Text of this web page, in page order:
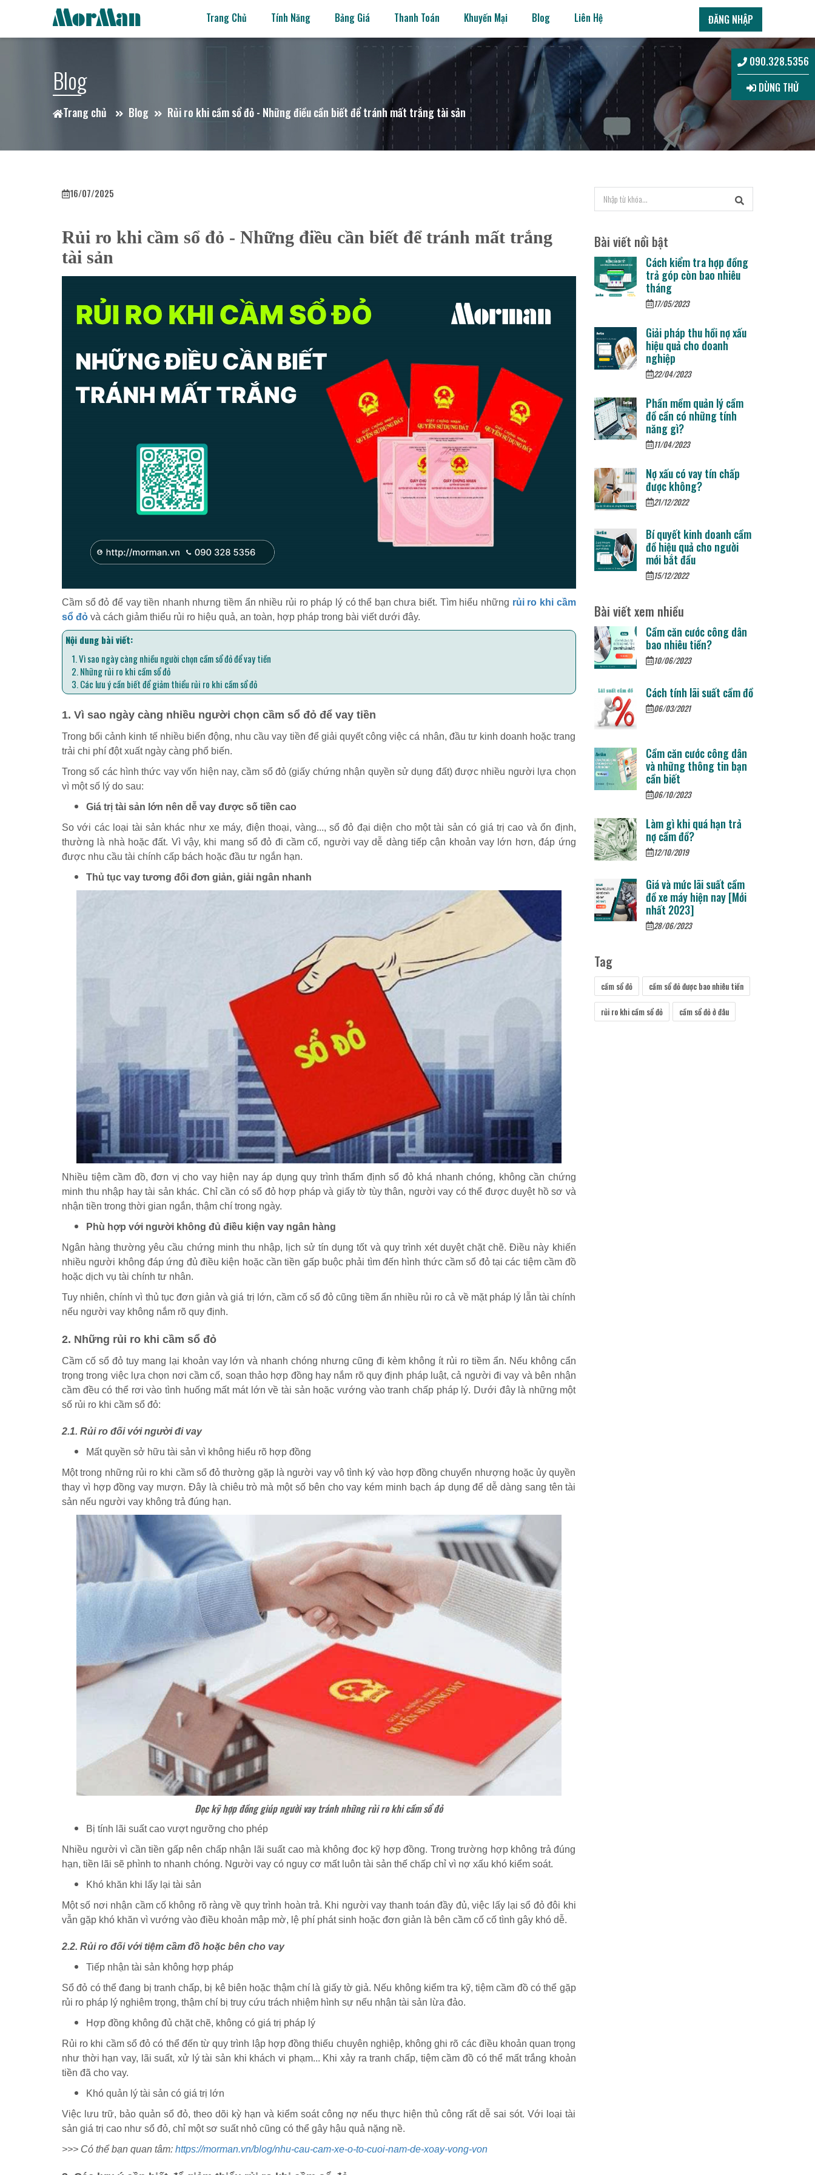
Trang Chủ Tính Năng Bảng Giá Thanh Toán Khuyến Mại Blog Liên Hệ ĐĂNG NHẬP
Blog
Trang chủ Blog Rủi ro khi cầm sổ đỏ - Những điều cần biết để tránh mất trắng tài sản
16/07/2025
Rủi ro khi cầm sổ đỏ - Những điều cần biết để tránh mất trắng
tài sản
Cầm sổ đỏ để vay tiền nhanh nhưng tiềm ẩn nhiều rủi ro pháp lý có thể bạn chưa biết. Tìm hiểu những rủi ro khi cầm
sổ đỏ và cách giảm thiểu rủi ro hiệu quả, an toàn, hợp pháp trong bài viết dưới đây.
Nội dung bài viết:
1. Vì sao ngày càng nhiều người chọn cầm sổ đỏ để vay tiền
2. Những rủi ro khi cầm sổ đỏ
3. Các lưu ý cần biết để giảm thiểu rủi ro khi cầm sổ đỏ
1. Vì sao ngày càng nhiều người chọn cầm sổ đỏ để vay tiền
Trong bối cảnh kinh tế nhiều biến động, nhu cầu vay tiền để giải quyết công việc cá nhân, đầu tư kinh doanh hoặc trang
trải chi phí đột xuất ngày càng phổ biến.
Trong số các hình thức vay vốn hiện nay, cầm sổ đỏ (giấy chứng nhận quyền sử dụng đất) được nhiều người lựa chọn
vì một số lý do sau:
Giá trị tài sản lớn nên dễ vay được số tiền cao
So với các loại tài sản khác như xe máy, điện thoại, vàng..., sổ đỏ đại diện cho một tài sản có giá trị cao và ổn định,
thường là nhà hoặc đất. Vì vậy, khi mang sổ đỏ đi cầm cố, người vay dễ dàng tiếp cận khoản vay lớn hơn, đáp ứng
được nhu cầu tài chính cấp bách hoặc đầu tư ngắn hạn.
Thủ tục vay tương đối đơn giản, giải ngân nhanh
Nhiều tiệm cầm đồ, đơn vị cho vay hiện nay áp dụng quy trình thẩm định sổ đỏ khá nhanh chóng, không cần chứng
minh thu nhập hay tài sản khác. Chỉ cần có sổ đỏ hợp pháp và giấy tờ tùy thân, người vay có thể được duyệt hồ sơ và
nhận tiền trong thời gian ngắn, thậm chí trong ngày.
Phù hợp với người không đủ điều kiện vay ngân hàng
Ngân hàng thường yêu cầu chứng minh thu nhập, lịch sử tín dụng tốt và quy trình xét duyệt chặt chẽ. Điều này khiến
nhiều người không đáp ứng đủ điều kiện hoặc cần tiền gấp buộc phải tìm đến hình thức cầm sổ đỏ tại các tiệm cầm đồ
hoặc dịch vụ tài chính tư nhân.
Tuy nhiên, chính vì thủ tục đơn giản và giá trị lớn, cầm cố sổ đỏ cũng tiềm ẩn nhiều rủi ro cả về mặt pháp lý lẫn tài chính
nếu người vay không nắm rõ quy định.
2. Những rủi ro khi cầm sổ đỏ
Cầm cố sổ đỏ tuy mang lại khoản vay lớn và nhanh chóng nhưng cũng đi kèm không ít rủi ro tiềm ẩn. Nếu không cẩn
trọng trong việc lựa chọn nơi cầm cố, soạn thảo hợp đồng hay nắm rõ quy định pháp luật, cả người đi vay và bên nhận
cầm đều có thể rơi vào tình huống mất mát lớn về tài sản hoặc vướng vào tranh chấp pháp lý. Dưới đây là những một
số rủi ro khi cầm sổ đỏ:
2.1. Rủi ro đối với người đi vay
Mất quyền sở hữu tài sản vì không hiểu rõ hợp đồng
Một trong những rủi ro khi cầm sổ đỏ thường gặp là người vay vô tình ký vào hợp đồng chuyển nhượng hoặc ủy quyền
thay vì hợp đồng vay mượn. Đây là chiêu trò mà một số bên cho vay kém minh bạch áp dụng để dễ dàng sang tên tài
sản nếu người vay không trả đúng hạn.
Đọc kỹ hợp đồng giúp người vay tránh những rủi ro khi cầm sổ đỏ
Bị tính lãi suất cao vượt ngưỡng cho phép
Nhiều người vì cần tiền gấp nên chấp nhận lãi suất cao mà không đọc kỹ hợp đồng. Trong trường hợp không trả đúng
hạn, tiền lãi sẽ phình to nhanh chóng. Người vay có nguy cơ mất luôn tài sản thế chấp chỉ vì nợ xấu khó kiểm soát.
Khó khăn khi lấy lại tài sản
Một số nơi nhận cầm cố không rõ ràng về quy trình hoàn trả. Khi người vay thanh toán đầy đủ, việc lấy lại sổ đỏ đôi khi
vẫn gặp khó khăn vì vướng vào điều khoản mập mờ, lệ phí phát sinh hoặc đơn giản là bên cầm cố cố tình gây khó dễ.
2.2. Rủi ro đối với tiệm cầm đồ hoặc bên cho vay
Tiếp nhận tài sản không hợp pháp
Sổ đỏ có thể đang bị tranh chấp, bị kê biên hoặc thậm chí là giấy tờ giả. Nếu không kiểm tra kỹ, tiệm cầm đồ có thể gặp
rủi ro pháp lý nghiêm trọng, thậm chí bị truy cứu trách nhiệm hình sự nếu nhận tài sản lừa đảo.
Hợp đồng không đủ chặt chẽ, không có giá trị pháp lý
Rủi ro khi cầm sổ đỏ có thể đến từ quy trình lập hợp đồng thiếu chuyên nghiệp, không ghi rõ các điều khoản quan trọng
như thời hạn vay, lãi suất, xử lý tài sản khi khách vi phạm... Khi xảy ra tranh chấp, tiệm cầm đồ có thể mất trắng khoản
tiền đã cho vay.
Khó quản lý tài sản có giá trị lớn
Việc lưu trữ, bảo quản sổ đỏ, theo dõi kỳ hạn và kiểm soát công nợ nếu thực hiện thủ công rất dễ sai sót. Với loại tài
sản giá trị cao như sổ đỏ, chỉ một sơ suất nhỏ cũng có thể gây hậu quả nặng nề.
>>> Có thể bạn quan tâm: https://morman.vn/blog/nhu-cau-cam-xe-o-to-cuoi-nam-de-xoay-vong-von
Bài viết nổi bật
Cách kiểm tra hợp đồng
trả góp còn bao nhiêu
tháng
17/05/2023
Giải pháp thu hồi nợ xấu
hiệu quả cho doanh
nghiệp
22/04/2023
Phần mềm quản lý cầm
đồ cần có những tính
năng gì?
11/04/2023
Nợ xấu có vay tín chấp
được không?
21/12/2022
Bí quyết kinh doanh cầm
đồ hiệu quả cho người
mới bắt đầu
15/12/2022
Bài viết xem nhiều
Cầm căn cước công dân
bao nhiêu tiền?
10/06/2023
Cách tính lãi suất cầm đồ
06/03/2021
Cầm căn cước công dân
và những thông tin bạn
cần biết
06/10/2023
Làm gì khi quá hạn trả
nợ cầm đồ?
12/10/2019
Giá và mức lãi suất cầm
đồ xe máy hiện nay [Mới
nhất 2023]
28/06/2023
Tag
cầm sổ đỏ cầm sổ đỏ được bao nhiêu tiền
rủi ro khi cầm sổ đỏ cầm sổ đỏ ở đâu
090.328.5356
DÙNG THỬ